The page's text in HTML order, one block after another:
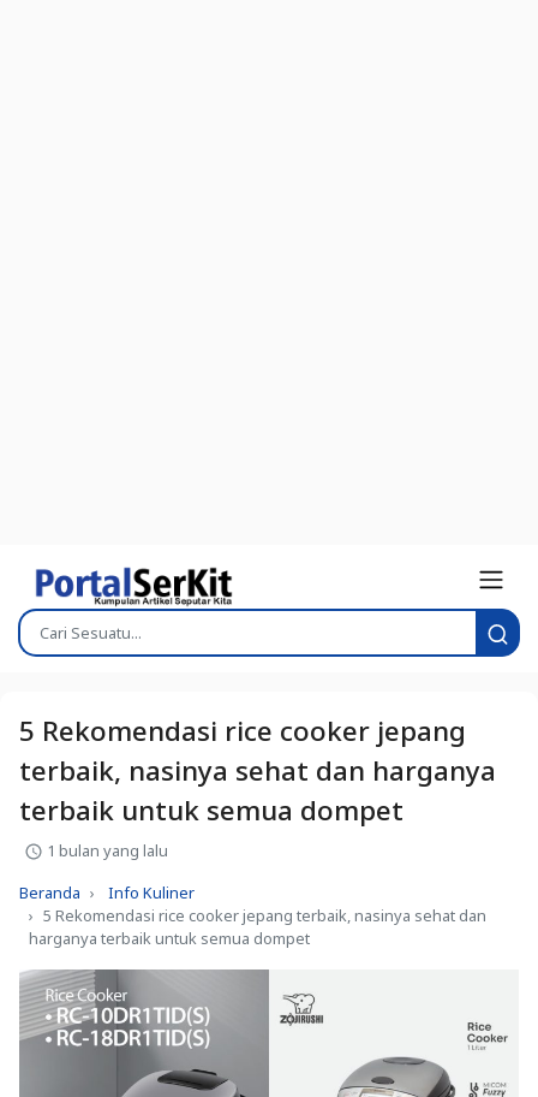
5 Rekomendasi rice cooker jepang
terbaik, nasinya sehat dan harganya
terbaik untuk semua dompet
1 bulan yang lalu
Beranda
Info Kuliner
5 Rekomendasi rice cooker jepang terbaik, nasinya sehat dan
harganya terbaik untuk semua dompet